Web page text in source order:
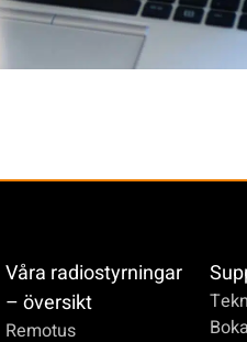
Våra radiostyrningar
– översikt
Remotus